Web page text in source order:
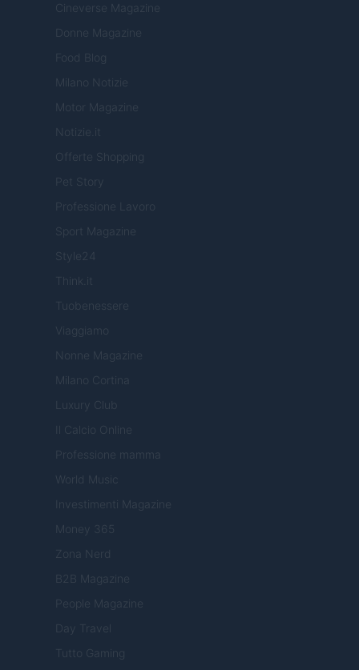
Cineverse Magazine
Donne Magazine
Food Blog
Milano Notizie
Motor Magazine
Notizie.it
Offerte Shopping
Pet Story
Professione Lavoro
Sport Magazine
Style24
Think.it
Tuobenessere
Viaggiamo
Nonne Magazine
Milano Cortina
Luxury Club
Il Calcio Online
Professione mamma
World Music
Investimenti Magazine
Money 365
Zona Nerd
B2B Magazine
People Magazine
Day Travel
Tutto Gaming